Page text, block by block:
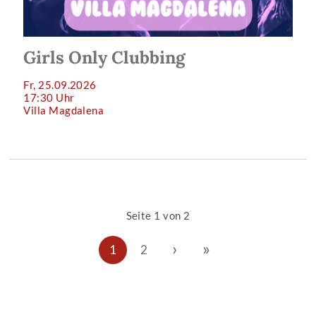
Girls Only Clubbing
Fr, 25.09.2026
17:30 Uhr
Villa Magdalena
Seite 1 von 2
1 2 › »